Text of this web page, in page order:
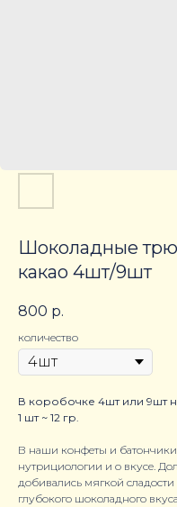
Шоколадные
какао 4шт/9шт
800 р.
количество
В коробочке 4шт или 9шт
1 шт ~ 12 гр.
В наши конфеты и
нутрициологии и о вкусе.
добивались мягкой
глубокого шоколадного